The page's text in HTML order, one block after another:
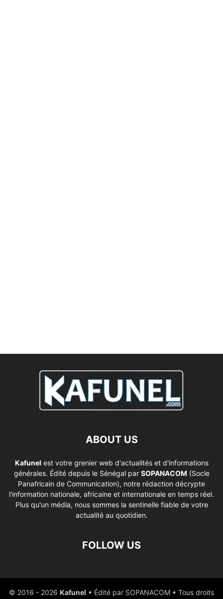
ABOUT US
Kafunel est votre grenier web d'actualités et d'informations
générales. Édité depuis le Sénégal par SOPANACOM (Socle
Panafricain de Communication), notre rédaction décrypte
l'information nationale, africaine et internationale en temps réel.
Plus qu'un média, nous sommes la sentinelle fiable de votre
actualité au quotidien.
FOLLOW US
© 2016 - 2026 Kafunel • Édité par SOPANACOM • Tous droits